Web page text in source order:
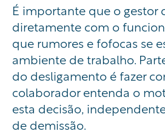
É importante que o gestor
diretamente com o
que rumores e fofocas se
ambiente de trabalho.
do desligamento é fazer
colaborador entenda o
esta decisão,
de demissão.